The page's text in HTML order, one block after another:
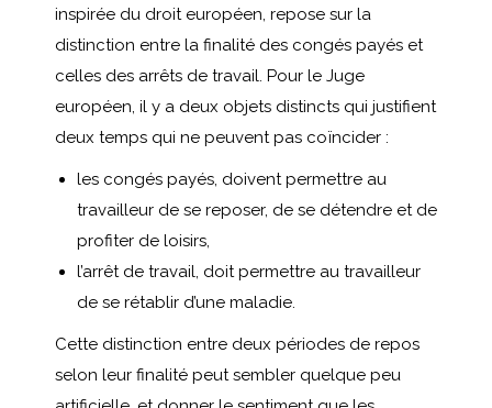
inspirée du droit européen, repose sur la
distinction entre la finalité des congés payés et
celles des arrêts de travail. Pour le Juge
européen, il y a deux objets distincts qui justifient
deux temps qui ne peuvent pas coïncider :
les congés payés, doivent permettre au
travailleur de se reposer, de se détendre et de
profiter de loisirs,
l’arrêt de travail, doit permettre au travailleur
de se rétablir d’une maladie.
Cette distinction entre deux périodes de repos
selon leur finalité peut sembler quelque peu